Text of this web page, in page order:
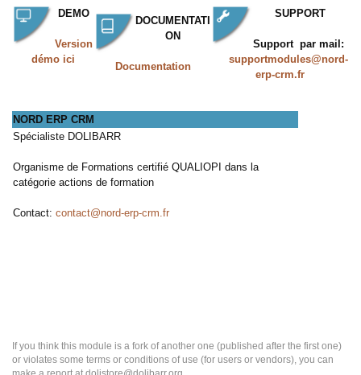
DEMO
Version
démo ici
DOCUMENTATI
ON
Documentation
SUPPORT
Support par mail:
supportmodules@nord-
erp-crm.fr
NORD ERP CRM
Spécialiste DOLIBARR
Organisme de Formations certifié QUALIOPI dans la
catégorie actions de formation
Contact: contact@nord-erp-crm.fr
If you think this module is a fork of another one (published after the first one)
or violates some terms or conditions of use (for users or vendors), you can